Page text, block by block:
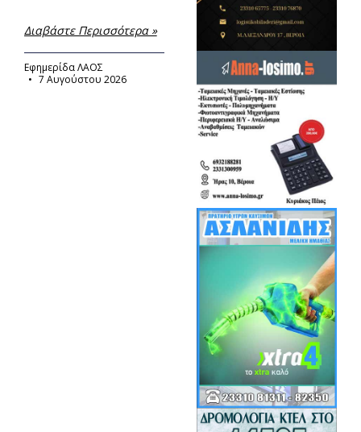
Διαβάστε Περισσότερα »
Εφημερίδα ΛΑΟΣ
7 Αυγούστου 2026